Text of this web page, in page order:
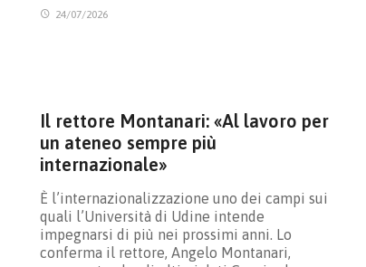
24/07/2026
Il rettore Montanari: «Al lavoro per
un ateneo sempre più
internazionale»
È l’internazionalizzazione uno dei campi sui
quali l’Università di Udine intende
impegnarsi di più nei prossimi anni. Lo
conferma il rettore, Angelo Montanari,